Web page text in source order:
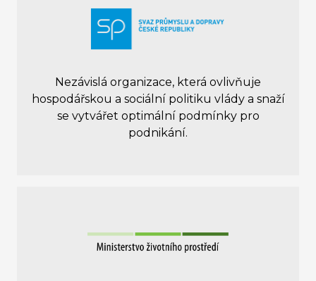
Nezávislá organizace, která ovlivňuje
hospodářskou a sociální politiku vlády a snaží
se vytvářet optimální podmínky pro
podnikání.